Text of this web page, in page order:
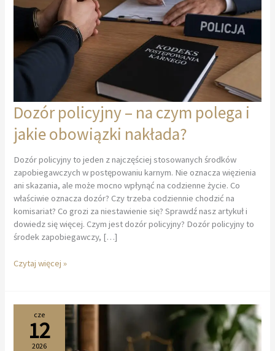
Dozór policyjny – na czym polega i
jakie obowiązki nakłada?
Dozór policyjny to jeden z najczęściej stosowanych środków
zapobiegawczych w postępowaniu karnym. Nie oznacza więzienia
ani skazania, ale może mocno wpłynąć na codzienne życie. Co
właściwie oznacza dozór? Czy trzeba codziennie chodzić na
komisariat? Co grozi za niestawienie się? Sprawdź nasz artykuł i
dowiedz się więcej. Czym jest dozór policyjny? Dozór policyjny to
środek zapobiegawczy, […]
Dozór
polega
Czytaj więcej »
cze
12
2026